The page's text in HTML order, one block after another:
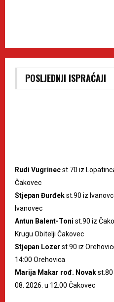
POSLJEDNJI ISPRAĆAJI
Rudi Vugrinecst.70 iz
Čakovec
Stjepan Đurđekst.90 iz
Ivanovec
Antun Balent-Toni st.90 iz
Krugu Obitelji Čakovec
Stjepan Lozer st.90 iz
14:00 Orehovica
Marija Makar rođ. Novakst.80
08. 2026. u 12:00 Čakovec